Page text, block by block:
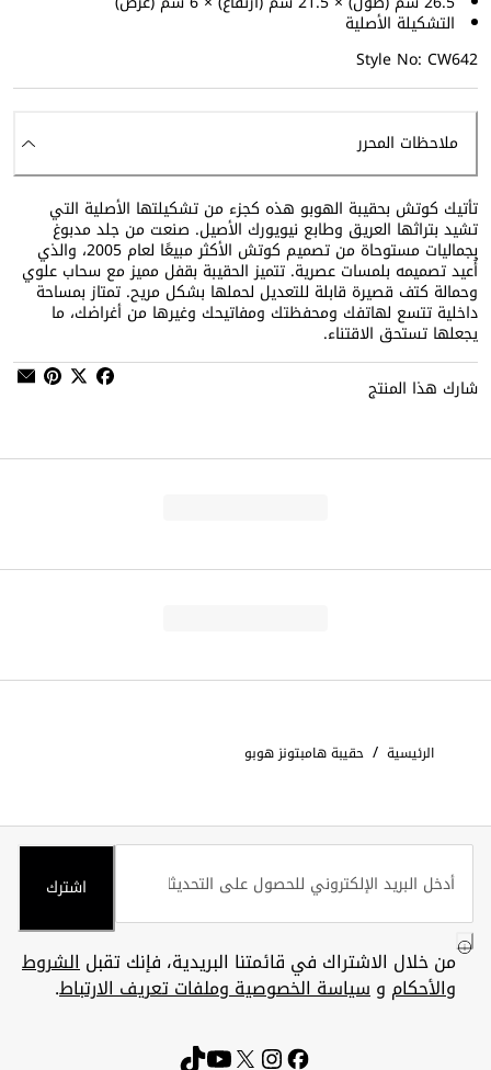
التشكيلة الأصلية
Style No: CW642
ملاحظات المحرر
تأتيك كوتش بحقيبة الهوبو هذه كجزء من تشكيلتها الأصلية التي
تشيد بتراثها العريق وطابع نيويورك الأصيل. صنعت من جلد مدبوغ
بجماليات مستوحاة من تصميم كوتش الأكثر مبيعًا لعام 2005، والذي
أُعيد تصميمه بلمسات عصرية. تتميز الحقيبة بقفل مميز مع سحاب علوي
وحمالة كتف قصيرة قابلة للتعديل لحملها بشكل مريح. تمتاز بمساحة
داخلية تتسع لهاتفك ومحفظتك ومفاتيحك وغيرها من أغراضك، ما
يجعلها تستحق الاقتناء.
شارك هذا المنتج
الرئيسية / حقيبة هامبتونز هوبو
اشترك
من خلال الاشتراك في قائمتنا البريدية، فإنك تقبلالشروط
والأحكام وسياسة الخصوصية وملفات تعريف الارتباط.